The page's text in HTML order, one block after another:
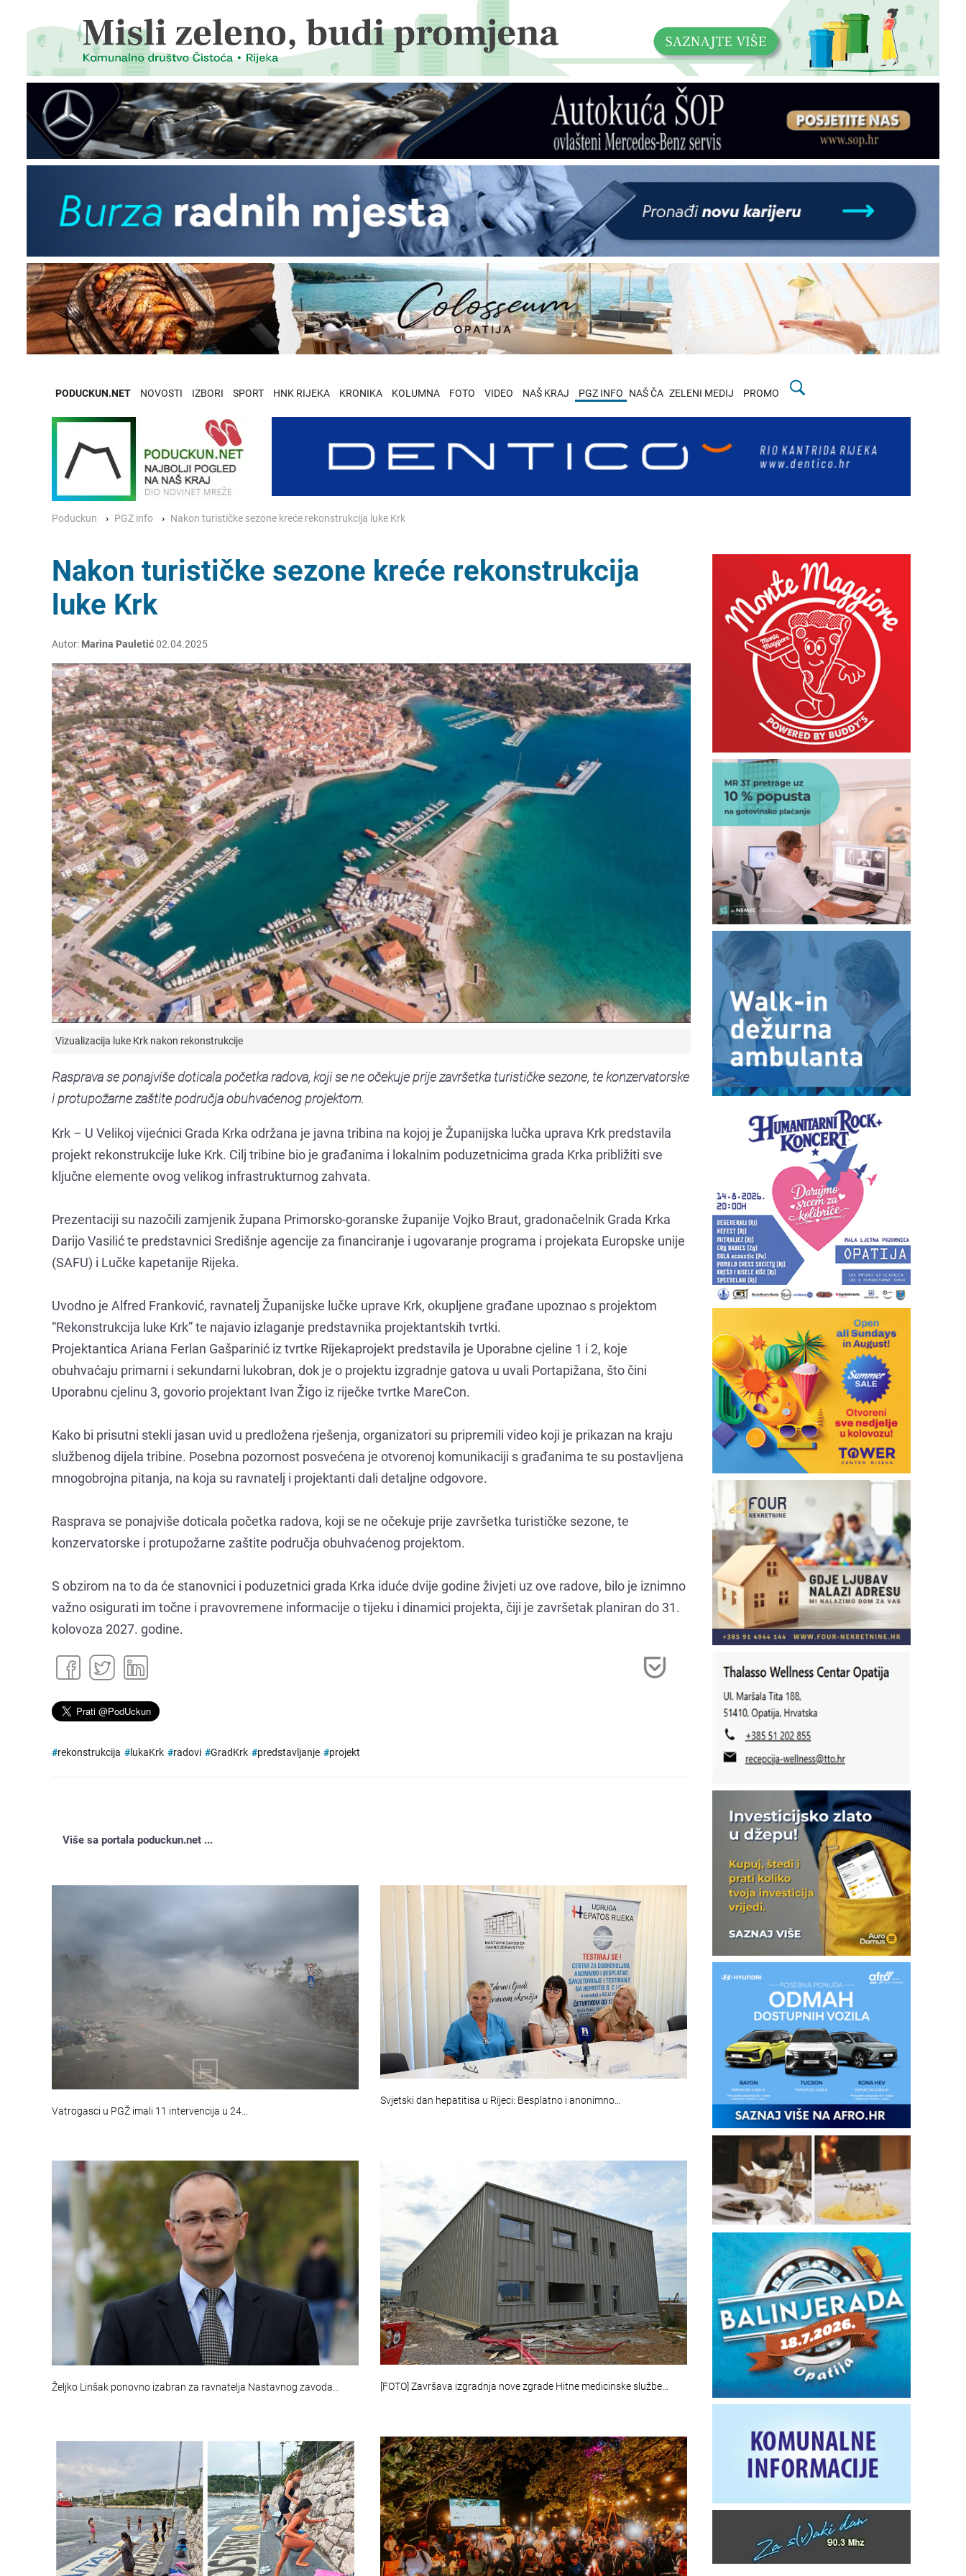
PODUCKUN.NET NOVOSTI IZBORI SPORT HNK RIJEKA KRONIKA KOLUMNA FOTO VIDEO NAŠ KRAJ PGZ INFO NAŠ ČA ZELENI MEDIJ PROMO
Poduckun PGZ info Nakon turističke sezone kreće rekonstrukcija luke Krk
Nakon turističke sezone kreće rekonstrukcija
luke Krk
Autor: Marina Pauletić02.04.2025
Vizualizacija luke Krk nakon rekonstrukcije
Rasprava se ponajviše doticala početka radova, koji se ne očekuje prije završetka turističke sezone, te konzervatorske
i protupožarne zaštite područja obuhvaćenog projektom.
Krk – U Velikoj vijećnici Grada Krka održana je javna tribina na kojoj je Županijska lučka uprava Krk predstavila
projekt rekonstrukcije luke Krk. Cilj tribine bio je građanima i lokalnim poduzetnicima grada Krka približiti sve
ključne elemente ovog velikog infrastrukturnog zahvata.
Prezentaciji su nazočili zamjenik župana Primorsko-goranske županije Vojko Braut, gradonačelnik Grada Krka
Darijo Vasilić te predstavnici Središnje agencije za financiranje i ugovaranje programa i projekata Europske unije
(SAFU) i Lučke kapetanije Rijeka.
Uvodno je Alfred Franković, ravnatelj Županijske lučke uprave Krk, okupljene građane upoznao s projektom
“Rekonstrukcija luke Krk” te najavio izlaganje predstavnika projektantskih tvrtki.
Projektantica Ariana Ferlan Gašparinić iz tvrtke Rijekaprojekt predstavila je Uporabne cjeline 1 i 2, koje
obuhvaćaju primarni i sekundarni lukobran, dok je o projektu izgradnje gatova u uvali Portapižana, što čini
Uporabnu cjelinu 3, govorio projektant Ivan Žigo iz riječke tvrtke MareCon.
Kako bi prisutni stekli jasan uvid u predložena rješenja, organizatori su pripremili video koji je prikazan na kraju
službenog dijela tribine. Posebna pozornost posvećena je otvorenoj komunikaciji s građanima te su postavljena
mnogobrojna pitanja, na koja su ravnatelj i projektanti dali detaljne odgovore.
Rasprava se ponajviše doticala početka radova, koji se ne očekuje prije završetka turističke sezone, te
konzervatorske i protupožarne zaštite područja obuhvaćenog projektom.
S obzirom na to da će stanovnici i poduzetnici grada Krka iduće dvije godine živjeti uz ove radove, bilo je iznimno
važno osigurati im točne i pravovremene informacije o tijeku i dinamici projekta, čiji je završetak planiran do 31.
kolovoza 2027. godine.
#rekonstrukcija # lukaKrk #radovi #GradKrk #predstavljanje #projekt
Više sa portala poduckun.net ...
Vatrogasci u PGŽ imali 11 intervencija u 24…
Svjetski dan hepatitisa u Rijeci: Besplatno i anonimno…
Željko Linšak ponovno izabran za ravnatelja Nastavnog zavoda… [FOTO] Završava izgradnja nove zgrade Hitne medicinske službe…